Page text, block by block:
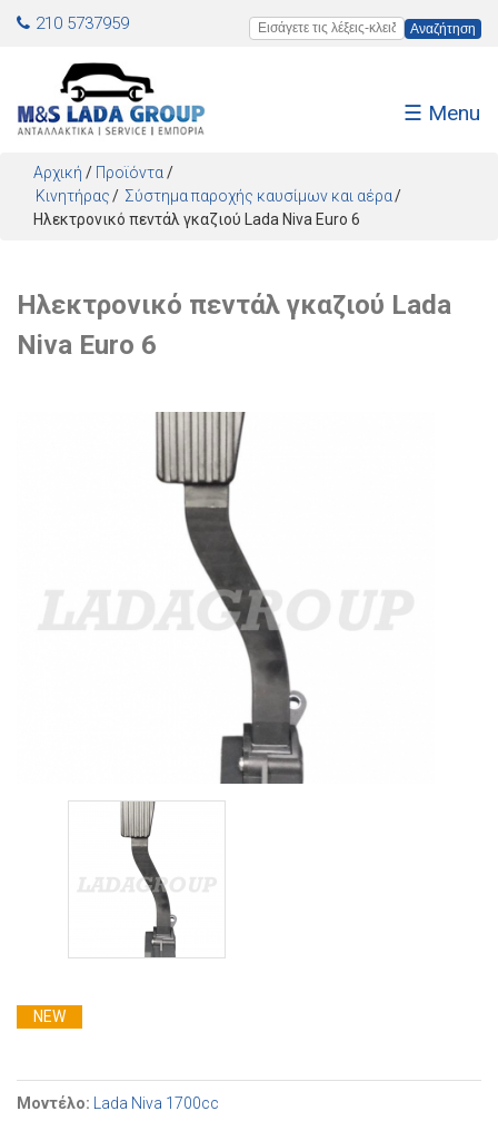
Jump to navigation
210 5737959 Εισάγετε τις λέξεις-κλειδιά
☰ Menu
Αρχική / Προϊόντα /
Κινητήρας
Σύστημα παροχής καυσίμων και αέρα
Ηλεκτρονικό πεντάλ γκαζιού Lada Niva Euro 6
Ηλεκτρονικό πεντάλ γκαζιού Lada
Niva Euro 6
NEW
Μοντέλο:
Lada Niva 1700cc